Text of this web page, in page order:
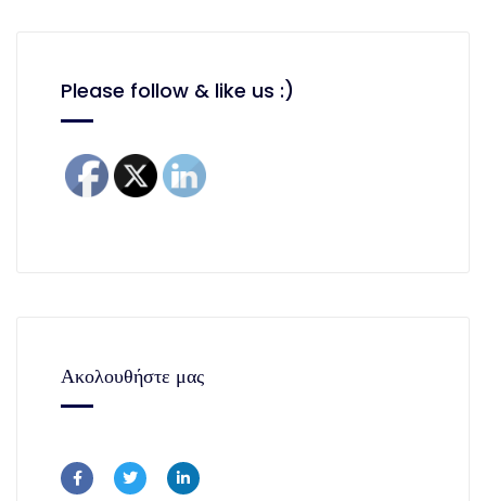
Please follow & like us :)
Ακολουθήστε μας